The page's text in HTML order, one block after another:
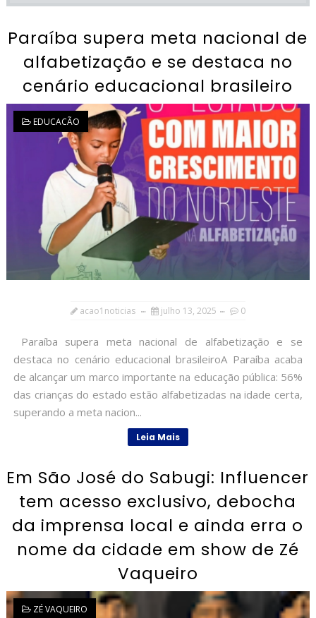
Paraíba supera meta nacional de
alfabetização e se destaca no
cenário educacional brasileiro
EDUCACÃO
acao1noticias julho 13, 2025 0
Paraíba supera meta nacional de alfabetização e se
destaca no cenário educacional brasileiroA Paraíba acaba
de alcançar um marco importante na educação pública: 56%
das crianças do estado estão alfabetizadas na idade certa,
superando a meta nacion...
Leia Mais
Em São José do Sabugi: Influencer
tem acesso exclusivo, debocha
da imprensa local e ainda erra o
nome da cidade em show de Zé
Vaqueiro
ZÉ VAQUEIRO